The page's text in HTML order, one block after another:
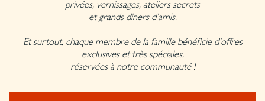
privées, vernissages, ateliers secrets
et grands dîners d’amis.
Et surtout, chaque membre de la famille bénéficie d’offres
exclusives et très spéciales,
réservées à notre communauté !